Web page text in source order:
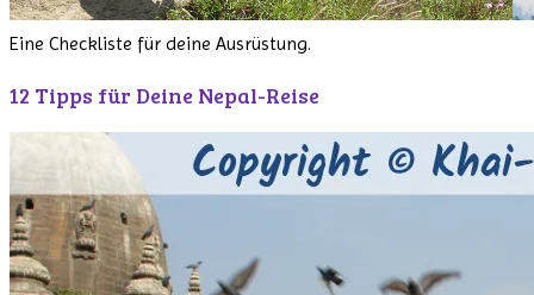
Eine Checkliste für deine Ausrüstung.
12 Tipps für Deine Nepal-Reise